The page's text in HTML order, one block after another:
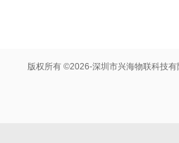
版权所有 ©2026-深圳市兴海物联科技